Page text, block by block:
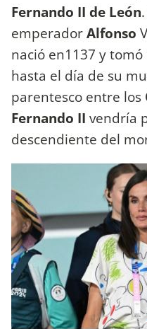
Fernando II de León
emperadorAlfonso
nació en1137 y
hasta el día de su
parentesco entre los
Fernando II vendría
descendiente del